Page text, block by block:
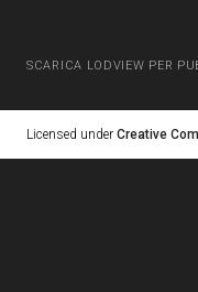
SCARICA LODVIEW PER
Licensed under Creative